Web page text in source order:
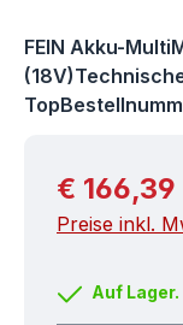
FEIN Akku-
Regulärer
€ 166,39
Preise inkl.
Auf Lager.